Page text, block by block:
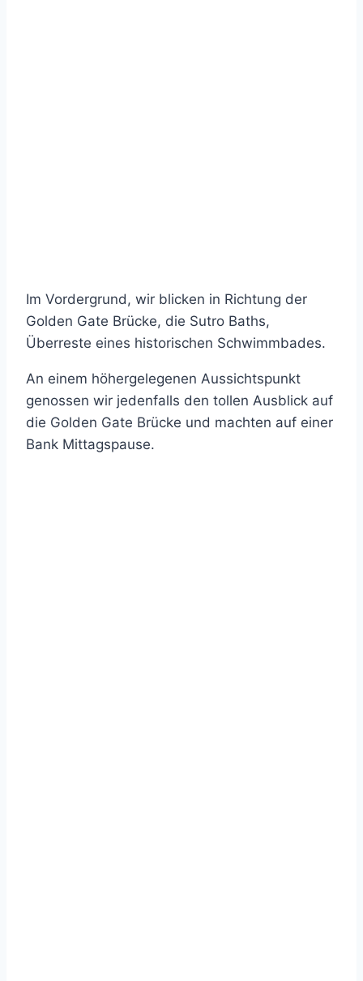
Im Vordergrund, wir blicken in Richtung der
Golden Gate Brücke, die Sutro Baths,
Überreste eines historischen Schwimmbades.
An einem höhergelegenen Aussichtspunkt
genossen wir jedenfalls den tollen Ausblick auf
die Golden Gate Brücke und machten auf einer
Bank Mittagspause.